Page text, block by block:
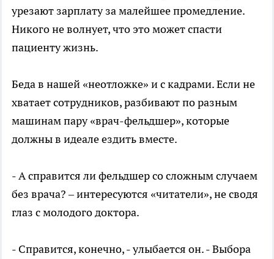
урезают зарплату за малейшее промедление.
Никого не волнует, что это может спасти
пациенту жизнь.
Беда в нашей «неотложке» и с кадрами. Если не
хватает сотрудников, разбивают по разным
машинам пару «врач-фельдшер», которые
должны в идеале ездить вместе.
- А справится ли фельдшер со сложным случаем
без врача? – интересуются «читатели», не сводя
глаз с молодого доктора.
- Справится, конечно, - улыбается он. - Выбора